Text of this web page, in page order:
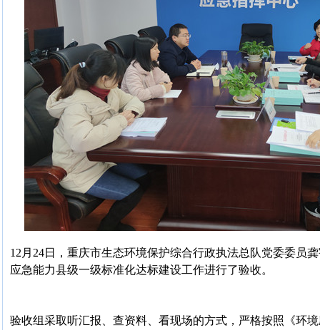
12 月 24日， 重庆市生态环境保护综合行政执法总队党委委员
应急能力县级一级标准化达标建设工作进行了验收。
验收组采取听汇报、查资料、看现场的方式，严格按照《环